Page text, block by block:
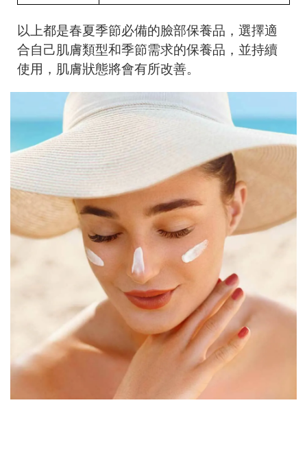
以上都是春夏季節必備的臉部保養品，選擇適
合自己肌膚類型和季節需求的保養品，並持續
使用，肌膚狀態將會有所改善。